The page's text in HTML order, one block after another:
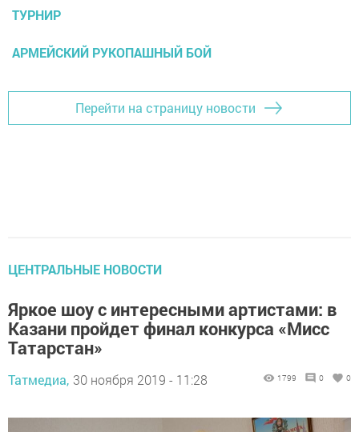
ТУРНИР
АРМЕЙСКИЙ РУКОПАШНЫЙ БОЙ
Перейти на страницу новости
ЦЕНТРАЛЬНЫЕ НОВОСТИ
Яркое шоу с интересными артиcтами: в
Казани пройдет финал конкурса «Мисс
Татарстан»
Татмедиа, 30 ноября 2019 - 11:28 1799 0 0